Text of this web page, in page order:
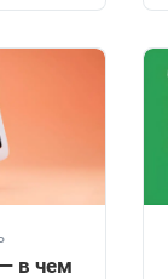
в чем